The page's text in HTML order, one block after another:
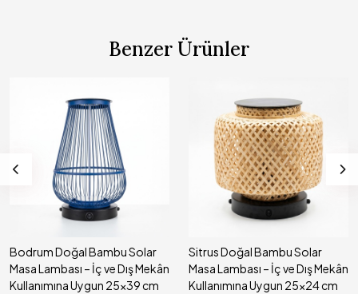
Benzer Ürünler
Bodrum Doğal Bambu Solar
Masa Lambası – İç ve Dış Mekân
Kullanımına Uygun 25x39 cm
Sitrus Doğal Bambu Solar
Masa Lambası – İç ve Dış Mekân
Kullanımına Uygun 25x24 cm